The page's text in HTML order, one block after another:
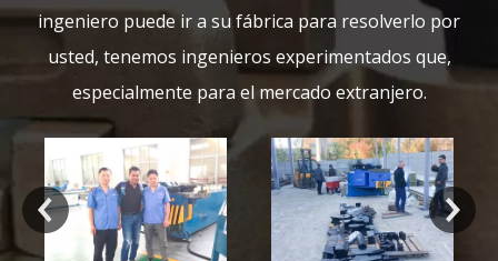
ingeniero puede ir a su fábrica para resolverlo por
usted, tenemos ingenieros experimentados que,
especialmente para el mercado extranjero.